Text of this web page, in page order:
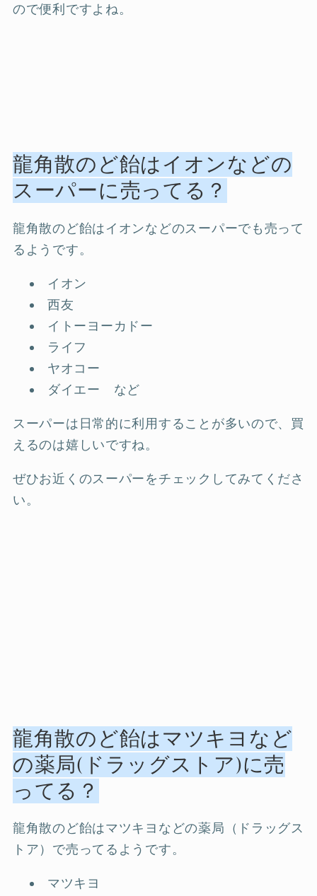
ので便利ですよね。
龍角散のど飴はイオンなどの
スーパーに売ってる？
龍角散のど飴はイオンなどのスーパーでも売って
るようです。
イオン
西友
イトーヨーカドー
ライフ
ヤオコー
ダイエー など
スーパーは日常的に利用することが多いので、買
えるのは嬉しいですね。
ぜひお近くのスーパーをチェックしてみてくださ
い。
龍角散のど飴はマツキヨなど
の薬局(ドラッグストア)に売
ってる？
龍角散のど飴はマツキヨなどの薬局（ドラッグス
トア）で売ってるようです。
マツキヨ